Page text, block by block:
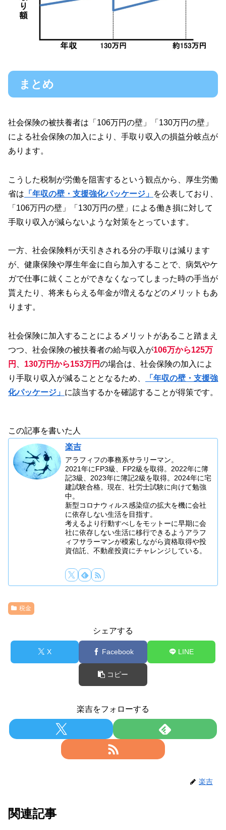
まとめ
社会保険の被扶養者は「106万円の壁」「130万円の壁」
による社会保険の加入により、手取り収入の損益分岐点が
あります。
こうした税制が労働を阻害するという観点から、厚生労働
省は 「年収の壁・支援強化パッケージ」 を公表しており、
「106万円の壁」「130万円の壁」による働き損に対して
手取り収入が減らないような対策をとっています。
一方、社会保険料が天引きされる分の手取りは減ります
が、健康保険や厚生年金に自ら加入することで、病気やケ
ガで仕事に就くことができなくなってしまった時の手当が
貰えたり、将来もらえる年金が増えるなどのメリットもあ
ります。
社会保険に加入することによるメリットがあること踏まえ
つつ、社会保険の被扶養者の給与収入が106万から125万
円
130万円から153万円の場合は、社会保険の加入によ
り手取り収入が減ることとなるため、
「年収の壁・支援強
化パッケージ」 に該当するかを確認することが得策です。
この記事を書いた人
楽吉
アラフィフの事務系サラリーマン。
2021年にFP3級、FP2級を取得。2022年に簿
記3級、2023年に簿記2級を取得。2024年に宅
建試験合格。現在、社労士試験に向けて勉強
中。
新型コロナウィルス感染症の拡大を機に会社
に依存しない生活を目指す。
考えるより行動すべしをモットーに早期に会
社に依存しない生活に移行できるようアラフ
ィフサラーマンが模索しながら資格取得や投
資信託、不動産投資にチャレンジしている。
税金
シェアする
X Facebook LINE
コピー
楽吉をフォローする
楽吉
関連記事